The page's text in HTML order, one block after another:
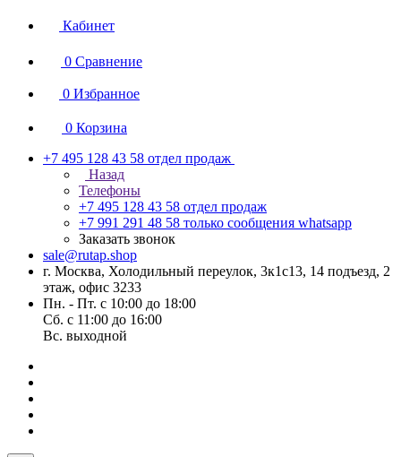
Кабинет
0 Сравнение
0 Избранное
0 Корзина
+7 495 128 43 58 отдел продаж
Назад
Телефоны
+7 495 128 43 58 отдел продаж
+7 991 291 48 58 только сообщения whatsapp
Заказать звонок
sale@rutap.shop
г. Москва, Холодильный переулок, 3к1с13, 14 подъезд, 2
этаж, офис 3233
Пн. - Пт. с 10:00 до 18:00
Сб. с 11:00 до 16:00
Вс. выходной